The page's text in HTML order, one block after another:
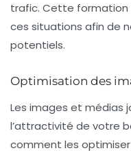
trafic. Cette formation
ces situations afin de
potentiels.
Optimisation des
Les images et médias
l’attractivité de votre
comment les